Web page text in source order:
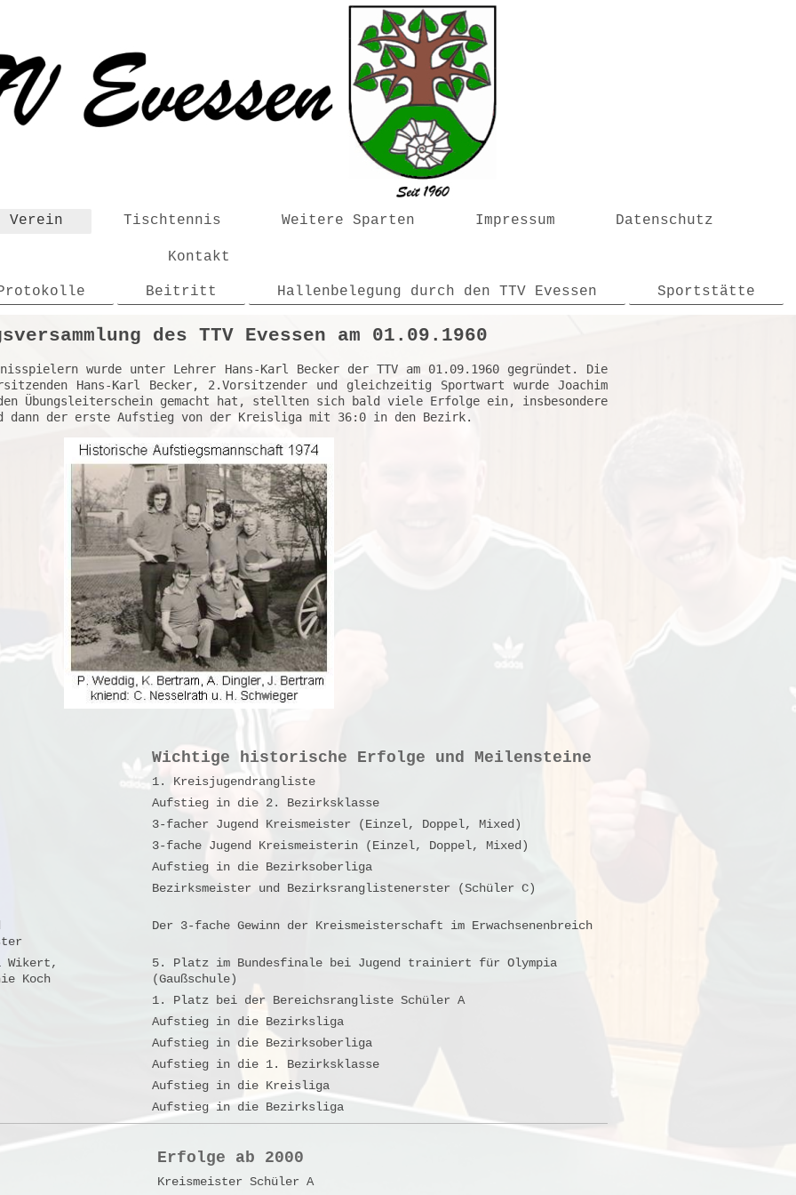
Verein Tischtennis Weitere Sparten Impressum Datenschutz
Kontakt
Beitritt Hallenbelegung durch den TTV Evessen Sportstätte
des TTV Evessen am 01.09.1960
Hans-Karl Becker, 2.Vorsitzender und gleichzeitig Sportwart wurde Joachim
den Übungsleiterschein gemacht hat, stellten sich bald viele Erfolge ein, insbesondere
Wichtige historische Erfolge und Meilensteine
1. Kreisjugendrangliste
Aufstieg in die 2. Bezirksklasse
3-facher Jugend Kreismeister (Einzel, Doppel, Mixed)
3-fache Jugend Kreismeisterin (Einzel, Doppel, Mixed)
Aufstieg in die Bezirksoberliga
Bezirksmeister und Bezirksranglistenerster (Schüler C)
Der 3-fache Gewinn der Kreismeisterschaft im Erwachsenenbreich
Wikert,
Koch
5. Platz im Bundesfinale bei Jugend trainiert für Olympia
(Gaußschule)
1. Platz bei der Bereichsrangliste Schüler A
Aufstieg in die Bezirksliga
Aufstieg in die Bezirksoberliga
Aufstieg in die 1. Bezirksklasse
Aufstieg in die Kreisliga
Aufstieg in die Bezirksliga
Erfolge ab 2000
Kreismeister Schüler A